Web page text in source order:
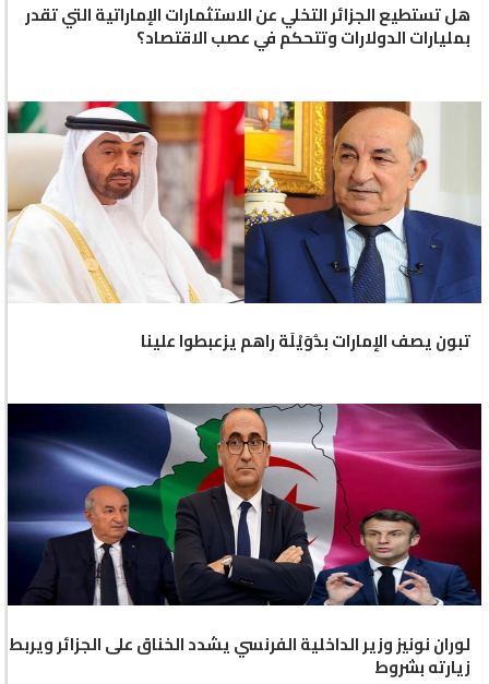
هل تستطيع الجزائر التخلي عن الاستثمارات الإماراتية التي تقدر
بمليارات الدولارات وتتحكم في عصب الاقتصاد؟
تبون يصف الإمارات بدُوَيْلَة راهم يزعبطوا علينا
لوران نونيز وزير الداخلية الفرنسي يشدد الخناق على الجزائر ويربط
زيارته بشروط